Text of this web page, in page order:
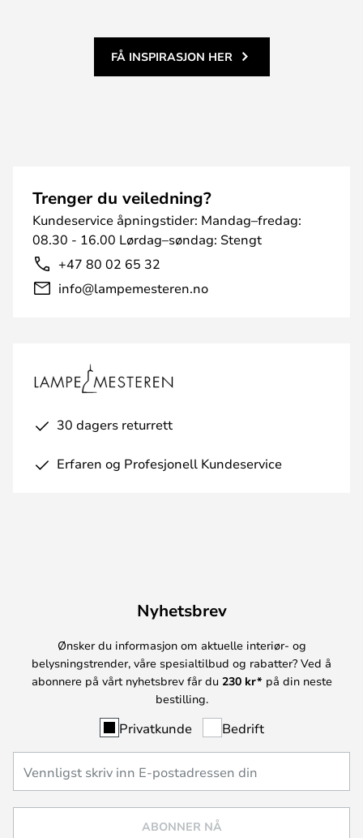
FÅ INSPIRASJON HER
Trenger du veiledning?
Kundeservice åpningstider: Mandag–fredag:
08.30 - 16.00 Lørdag–søndag: Stengt
+47 80 02 65 32
info@lampemesteren.no
30 dagers returrett
Erfaren og Profesjonell Kundeservice
Nyhetsbrev
Ønsker du informasjon om aktuelle interiør- og
belysningstrender, våre spesialtilbud og rabatter? Ved å
abonnere på vårt nyhetsbrev får du 230 kr* på din neste
bestilling.
Privatkunde Bedrift
ABONNER NÅ